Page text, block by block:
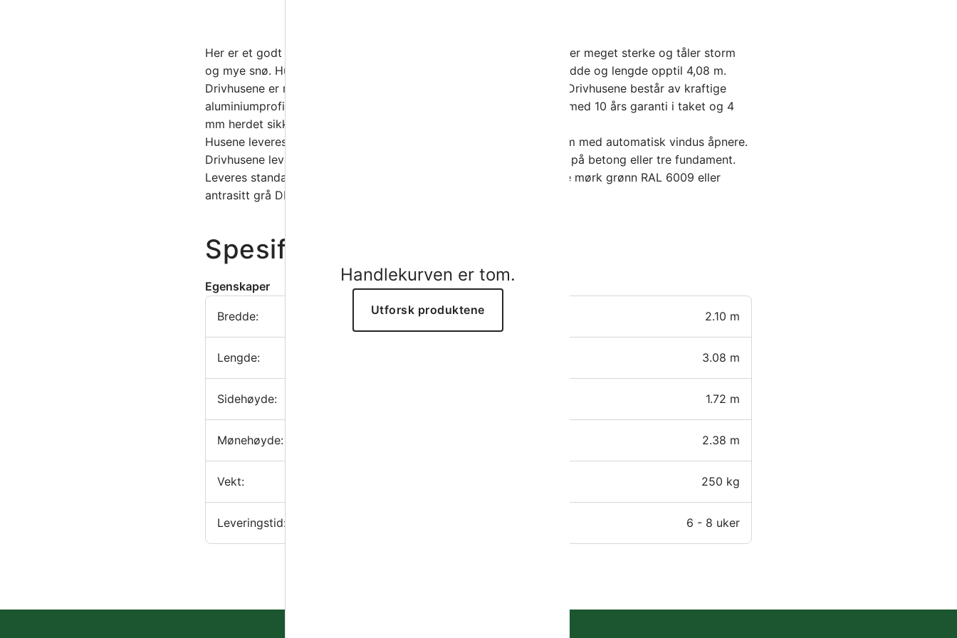
Her er et godt alternativ til de fleste helårsveksthus. Galant husene er meget sterke og tåler storm
og mye snø. Husene er standardisert til 3 modeller med samme bredde og lengde opptil 4,08 m.
Drivhusene er relativt lette å montere. Platebredden er på ca 1,0m. Drivhusene består av kraftige
aluminiumprofiler og huset leveres med 10 mm polykarbonatplater med 10 års garanti i taket og 4
mm herdet sikkerhetsglass i alle sidevegger.
Husene leveres med; 1stk 2-delt stalldør, 2stk takvindu 1,02 x 0,60m med automatisk vindus åpnere.
Drivhusene leveres med bunnramme, drivhusene kan monteres opp på betong eller tre fundament.
Leveres standard med profiler i blank aluminium, kan leveres i farge mørk grønn RAL 6009 eller
antrasitt grå DB 703 mot tillegg.
Spesifikasjoner
Egenskaper
Bredde: 2.10 m
Lengde: 3.08 m
Sidehøyde: 1.72 m
Mønehøyde: 2.38 m
Vekt: 250 kg
Leveringstid: 6 - 8 uker
Handlekurven er tom.
Utforsk produktene